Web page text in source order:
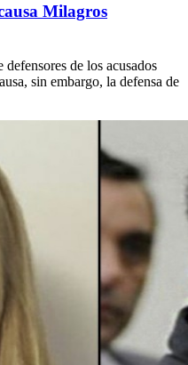
Milagros
de los acusados
sin embargo, la defensa de